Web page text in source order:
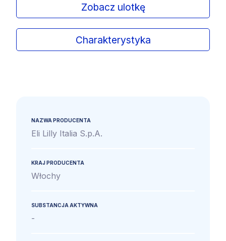
Zobacz ulotkę
Charakterystyka
NAZWA PRODUCENTA
Eli Lilly Italia S.p.A.
KRAJ PRODUCENTA
Włochy
SUBSTANCJA AKTYWNA
-